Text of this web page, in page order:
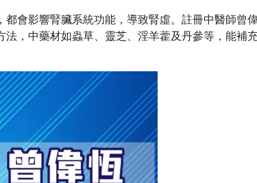
會影響腎臟系統功能，導致腎虛。註冊中醫師曾偉
法，中藥材如蟲草、靈芝、淫羊藿及丹參等，能補